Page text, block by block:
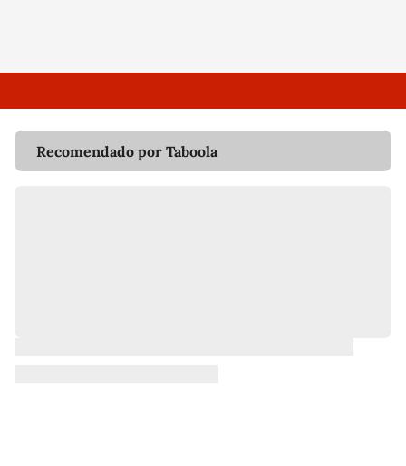
Recomendado por Taboola